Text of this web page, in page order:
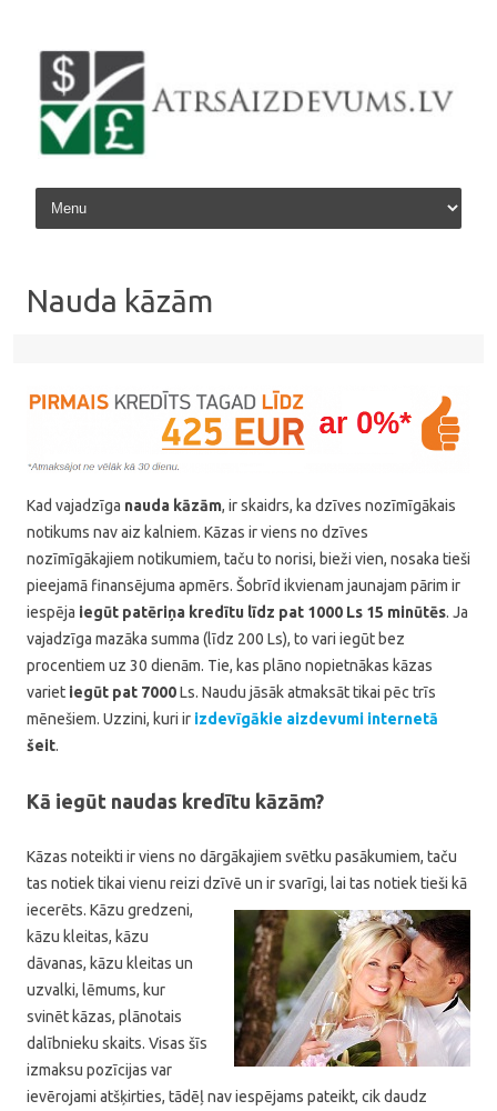
Skip to content
Nauda kāzām
Kad vajadzīga nauda kāzām, ir skaidrs, ka dzīves nozīmīgākais
notikums nav aiz kalniem. Kāzas ir viens no dzīves
nozīmīgākajiem notikumiem, taču to norisi, bieži vien, nosaka tieši
pieejamā finansējuma apmērs. Šobrīd ikvienam jaunajam pārim ir
iespēja iegūt patēriņa kredītu līdz pat 1000 Ls 15 minūtēs. Ja
vajadzīga mazāka summa (līdz 200 Ls), to vari iegūt bez
procentiem uz 30 dienām. Tie, kas plāno nopietnākas kāzas
variet iegūt pat 7000Ls. Naudu jāsāk atmaksāt tikai pēc trīs
mēnešiem. Uzzini, kuri ir izdevīgākie aizdevumi internetā
šeit.
Kā iegūt naudas kredītu kāzām?
Kāzas noteikti ir viens no dārgākajiem svētku pasākumiem, taču
tas notiek tikai vienu reizi dzīvē un irsvarīgi, lai tas notiek tieši kā
iecerēts. Kāzu gredzeni,
kāzu kleitas, kāzu
dāvanas, kāzu kleitas un
uzvalki, lēmums, kur
svinēt kāzas, plānotais
dalībnieku skaits. Visas šīs
izmaksu pozīcijas var
ievērojami atšķirties, tādēļ nav iespējams pateikt, cik daudz